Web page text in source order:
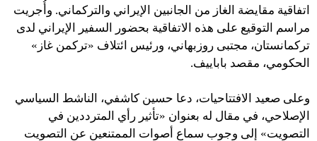
اتفاقية مقايضة الغاز من الجانبين الإيراني والتركماني. وأُجريت
مراسم التوقيع على هذه الاتفاقية بحضور السفير الإيراني لدى
تركمانستان، مجتبى روزبهاني، ورئيس ائتلاف «تركمن غاز»
الحكومي، مقصد باباييف.
وعلى صعيد الافتتاحيات، دعا حسين كاشفي، الناشط السياسي
الإصلاحي، في مقال له بعنوان «تأثير رأي المترددين في
التصويت» إلى وجوب سماع أصوات الممتنعين عن التصويت